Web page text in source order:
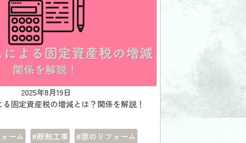
2025年8月19日
る固定資産税の増減とは？関係を解説！
ーム #断熱工事
#窓のリフォーム